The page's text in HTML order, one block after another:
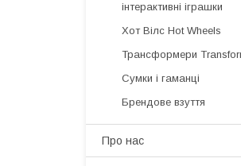
інтерактивні іграшки
Хот Вілс Hot Wheels
Трансформери
Сумки і гаманці
Брендове взуття
Про нас